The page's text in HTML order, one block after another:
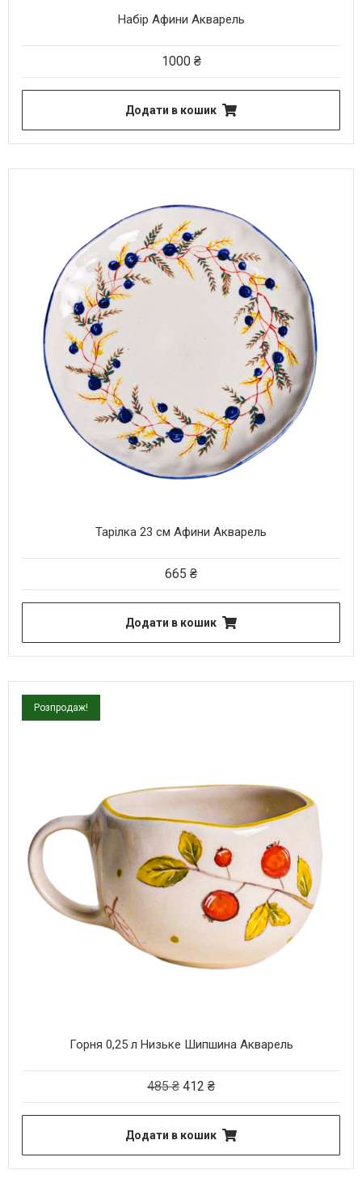
Набір Афини Акварель
1000 ₴
Додати в кошик
Тарілка 23 см Афини Акварель
665 ₴
Додати в кошик
Розпродаж!
Горня 0,25 л Низьке Шипшина Акварель
485₴ 412 ₴
Додати в кошик